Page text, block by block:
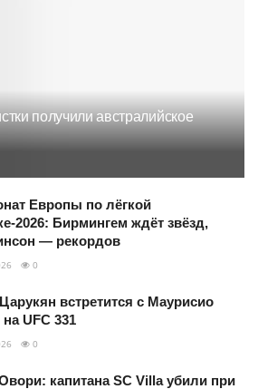
получили австралийское
Европы по лёгкой
2026: Бирмингем ждёт звёзд,
— рекордов
0
встретится с Маурисио
UFC 331
0
капитана SC Villa убили при